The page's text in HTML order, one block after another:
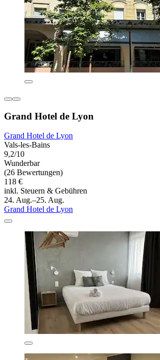
Grand Hotel de Lyon
Grand Hotel de Lyon
Vals-les-Bains
9,2/10
Wunderbar
(26 Bewertungen)
118 €
inkl. Steuern & Gebühren
24. Aug.–25. Aug.
Grand Hotel de Lyon